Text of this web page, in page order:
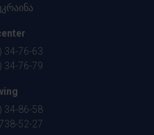
34-76-63
34-76-79
34-86-58
52-27